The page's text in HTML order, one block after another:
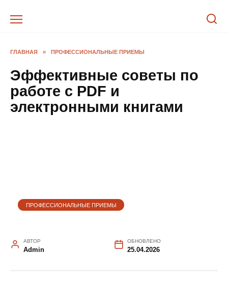
ГЛАВНАЯ » ПРОФЕССИОНАЛЬНЫЕ ПРИЕМЫ
Эффективные советы по
работе с PDF и
электронными книгами
ПРОФЕССИОНАЛЬНЫЕ ПРИЕМЫ
АВТОР
Admin
ОБНОВЛЕНО
25.04.2026